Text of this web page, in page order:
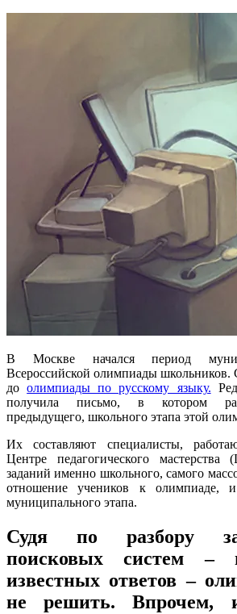
В Москве начался период
Всероссийской олимпиады школьников.
доолимпиады по русскому языку.
получила письмо, в котором
предыдущего, школьного этапа этой
Их составляют специалисты,
Центре педагогического
заданий именно школьного, самого
отношение учеников к олимпиаде, и
муниципального этапа.
Судя по разбору
поисковых систем –
известных ответов –
не решить. Впрочем,